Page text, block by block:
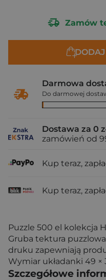
Zamów
Darmowa
Do darmowej
Dostawa za 0
zamówień od
Kup teraz,
Kup teraz,
Puzzle 500 el kolekcja
Gruba tektura
druku zapewniają
Wymiar układanki 49 ×
Szczegółowe